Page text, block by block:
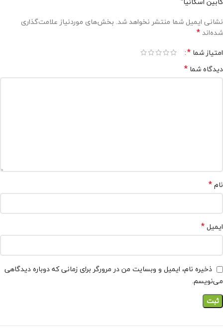
نشانی ایمیل شما منتشر نخواهد شد. بخش‌های موردنیاز علامت‌گذاری
شده‌اند*
امتیاز شما *
دیدگاه شما *
نام*
ایمیل*
ذخیره نام، ایمیل و وبسایت من در مرورگر برای زمانی که دوباره دیدگاهی
می‌نویسم.